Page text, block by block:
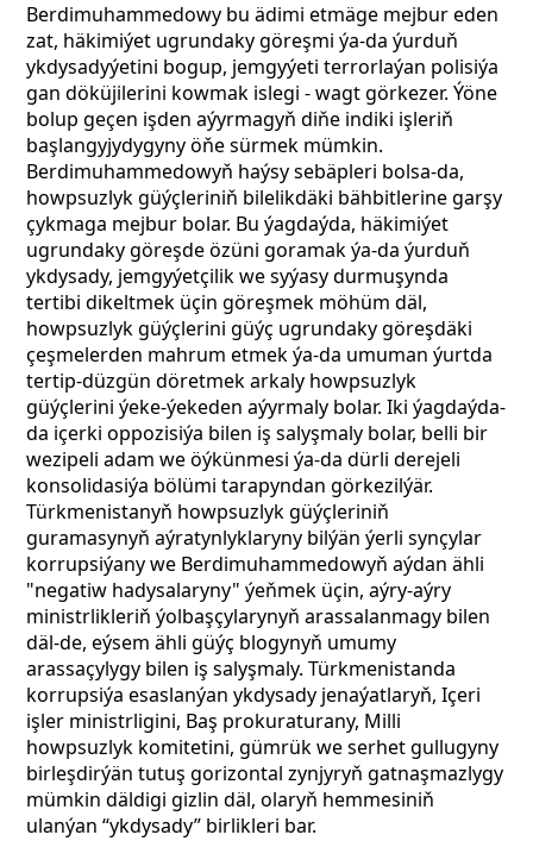
Berdimuhammedowy bu ädimi etmäge mejbur eden
zat, häkimiýet ugrundaky göreşmi ýa-da ýurduň
ykdysadyýetini bogup, jemgyýeti terrorlaýan polisiýa
gan döküjilerini kowmak islegi - wagt görkezer. Ýöne
bolup geçen işden aýyrmagyň diňe indiki işleriň
başlangyjydygyny öňe sürmek mümkin.
Berdimuhammedowyň haýsy sebäpleri bolsa-da,
howpsuzlyk güýçleriniň bilelikdäki bähbitlerine garşy
çykmaga mejbur bolar. Bu ýagdaýda, häkimiýet
ugrundaky göreşde özüni goramak ýa-da ýurduň
ykdysady, jemgyýetçilik we syýasy durmuşynda
tertibi dikeltmek üçin göreşmek möhüm däl,
howpsuzlyk güýçlerini güýç ugrundaky göreşdäki
çeşmelerden mahrum etmek ýa-da umuman ýurtda
tertip-düzgün döretmek arkaly howpsuzlyk
güýçlerini ýeke-ýekeden aýyrmaly bolar. Iki ýagdaýda-
da içerki oppozisiýa bilen iş salyşmaly bolar, belli bir
wezipeli adam we öýkünmesi ýa-da dürli derejeli
konsolidasiýa bölümi tarapyndan görkezilýär.
Türkmenistanyň howpsuzlyk güýçleriniň
guramasynyň aýratynlyklaryny bilýän ýerli synçylar
korrupsiýany we Berdimuhammedowyň aýdan ähli
"negatiw hadysalaryny" ýeňmek üçin, aýry-aýry
ministrlikleriň ýolbaşçylarynyň arassalanmagy bilen
däl-de, eýsem ähli güýç blogynyň umumy
arassaçylygy bilen iş salyşmaly. Türkmenistanda
korrupsiýa esaslanýan ykdysady jenaýatlaryň, Içeri
işler ministrligini, Baş prokuraturany, Milli
howpsuzlyk komitetini, gümrük we serhet gullugyny
birleşdirýän tutuş gorizontal zynjyryň gatnaşmazlygy
mümkin däldigi gizlin däl, olaryň hemmesiniň
ulanýan “ykdysady” birlikleri bar.